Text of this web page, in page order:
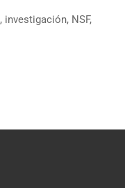
, investigación, NSF,